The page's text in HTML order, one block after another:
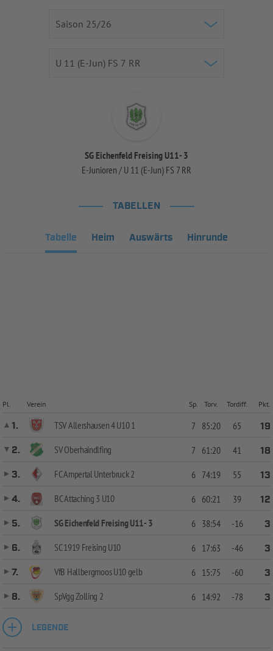
SG Eichenfeld Freising U11- 3
E-Junioren / U 11 (E-Jun) FS 7 RR
TABELLEN
Tabelle Heim Auswärts Hinrunde
Pl. Verein Sp. Torv. Tordiff. Pkt.
1. TSV Allershausen 4 U10 1 7 85:20 65
19
2.
SV Oberhaindlfing 7 61:20 41
18
3.
FC Ampertal Unterbruck 2 6 74:19 55
13
4.
BC Attaching 3 U10 6 60:21 39
12
5.
SG Eichenfeld Freising U11- 3 6 38:54 -16
3
6.
SC 1919 Freising U10 6 17:63 -46
3
7.
VfB Hallbergmoos U10 gelb 6 15:75 -60
3
8.
SpVgg Zolling 2 6 14:92 -78 3
LEGENDE